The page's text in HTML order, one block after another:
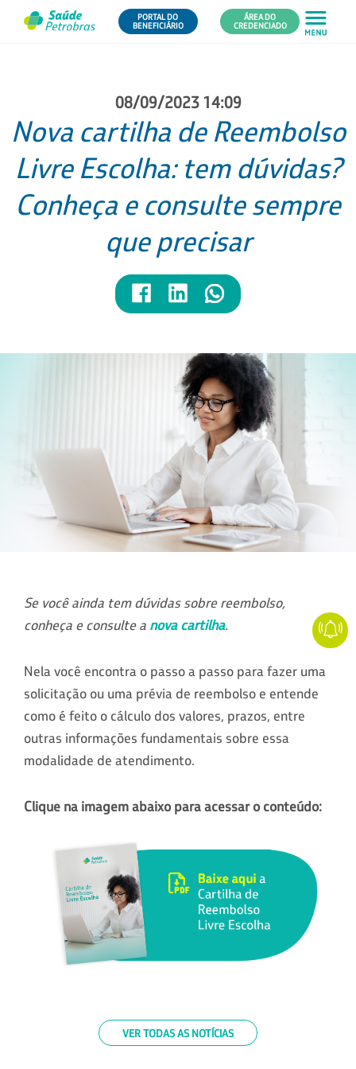
PORTAL DO
BENEFICIÁRIO
ÁREA DO
CREDENCIADO
08/09/2023 14:09
Nova cartilha de Reembolso
Livre Escolha: tem dúvidas?
Conheça e consulte sempre
que precisar
Se você ainda tem dúvidas sobre reembolso,
conheça e consulte a nova cartilha.
Nela você encontra o passo a passo para fazer uma
solicitação ou uma prévia de reembolso e entende
como é feito o cálculo dos valores, prazos, entre
outras informações fundamentais sobre essa
modalidade de atendimento.
Clique na imagem abaixo para acessar o conteúdo:
VER TODAS AS NOTÍCIAS